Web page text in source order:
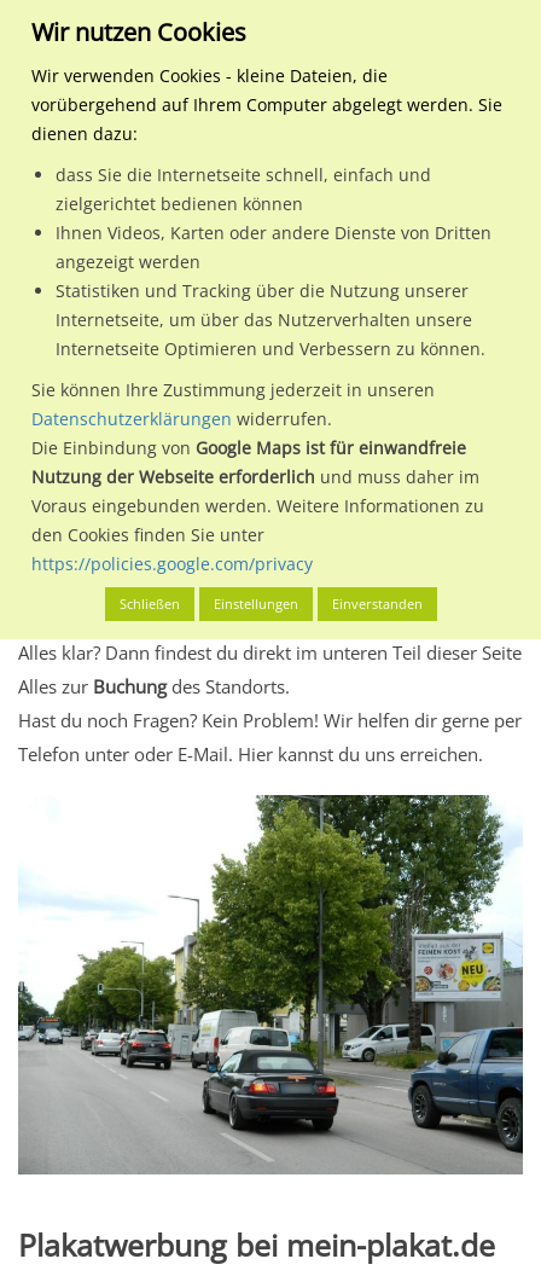
Regionale Plakatwerbung Bayern
München,
Heidemannstr. 33 quer
Heidemannstr. 33 quer CS
Nutze günstige Werbemöglichkeiten am Standort
Heidemannstr. 33 quer CSim Ortsteil Schwabing-Freimann)
in München, Landeshauptstadt.
Wir erheben für jede unserer Werbeflächen individuelle und
aktuelleStandortinformationenund Leistungswerte. Damit
kannst du dich schon vor der Buchung im Detail über den
Standort, seine Reichweite und Werbewirkung sowie
eventuelle Beschränkungen in den zugelassenen
Werbeinhalten informieren.
Alles klar? Dann findest du direkt im unteren Teil dieser Seite
Alles zur Buchungdes Standorts.
Hast du noch Fragen? Kein Problem! Wir helfen dir gerne per
Telefon unter oder E-Mail. Hier kannst du uns erreichen.
Plakatwerbung bei mein-plakat.de
Wir nutzen Cookies
Wir verwenden Cookies - kleine Dateien, die
vorübergehend auf Ihrem Computer abgelegt werden. Sie
dienen dazu:
dass Sie die Internetseite schnell, einfach und
zielgerichtet bedienen können
Ihnen Videos, Karten oder andere Dienste von Dritten
angezeigt werden
Statistiken und Tracking über die Nutzung unserer
Internetseite, um über das Nutzerverhalten unsere
Internetseite Optimieren und Verbessern zu können.
Sie können Ihre Zustimmung jederzeit in unseren
Datenschutzerklärungen widerrufen.
Die Einbindung von Google Maps ist für einwandfreie
Nutzung der Webseite erforderlich und muss daher im
Voraus eingebunden werden. Weitere Informationen zu
den Cookies finden Sie unter
https://policies.google.com/privacy
Schließen Einstellungen Einverstanden